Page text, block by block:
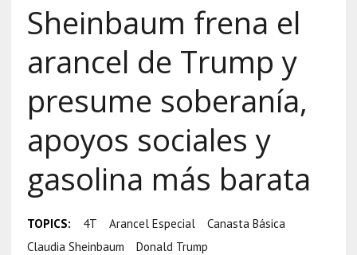
Sheinbaum frena el
arancel de Trump y
presume soberanía,
apoyos sociales y
gasolina más barata
TOPICS: 4T Arancel Especial
Canasta Básica
Claudia Sheinbaum
Donald Trump